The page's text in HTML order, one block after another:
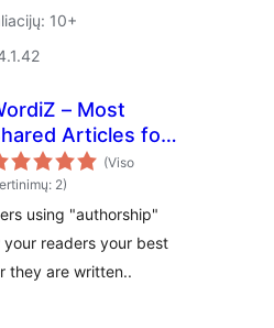
10+
– Most
Articles for
(Viso
2)
using "authorship"
readers your best
they are written..